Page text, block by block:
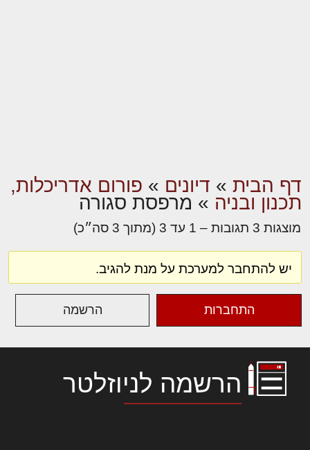
דף הבית » דיונים » פורום אדריכלות,
תכנון ובניה » מרפסת סגורה
מוצגות 3 תגובות – 1 עד 3 (מתוך 3 סה״כ)
יש להתחבר למערכת על מנת להגיב.
התחברות הרשמה
הרשמה לניוזלטר